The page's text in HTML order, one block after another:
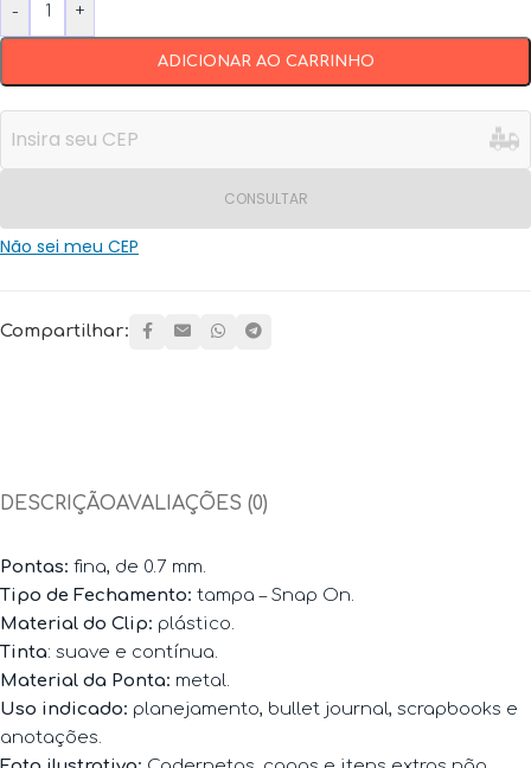
- +
ADICIONAR AO CARRINHO
CONSULTAR
Não sei meu CEP
Compartilhar:
DESCRIÇÃOAVALIAÇÕES (0)
Pontas: fina, de 0.7 mm.
Tipo de Fechamento: tampa – Snap On.
Material do Clip: plástico.
Tinta: suave e contínua.
Material da Ponta: metal.
Uso indicado: planejamento, bullet journal, scrapbooks e
anotações.